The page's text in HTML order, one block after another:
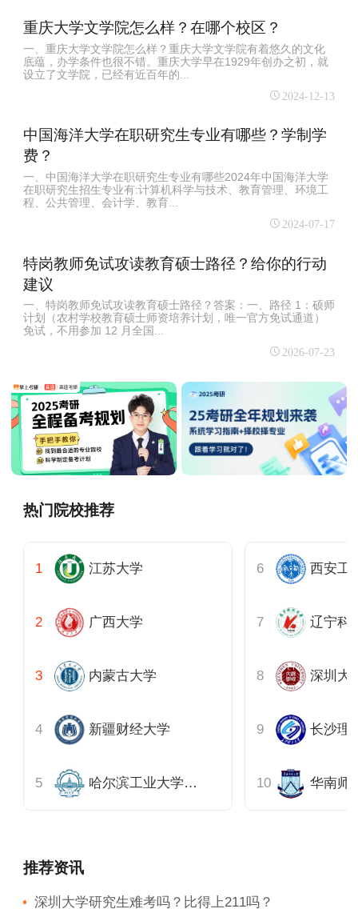
重庆大学文学院怎么样？在哪个校区？
一、重庆大学文学院怎么样？重庆大学文学院有着悠久的文化
底蕴，办学条件也很不错。重庆大学早在1929年创办之初，就
设立了文学院，已经有近百年的...
2024-12-13
中国海洋大学在职研究生专业有哪些？学制学
费？
一、中国海洋大学在职研究生专业有哪些2024年中国海洋大学
在职研究生招生专业有:计算机科学与技术、教育管理、环境工
程、公共管理、会计学、教育...
2024-07-17
特岗教师免试攻读教育硕士路径？给你的行动
建议
一、特岗教师免试攻读教育硕士路径？答案：一、路径 1：硕师
计划（农村学校教育硕士师资培养计划，唯一官方免试通道）
免试，不用参加 12 月全国...
2026-07-23
热门院校推荐
江苏大学
广西大学
内蒙古大学
新疆财经大学
哈尔滨工业大学深圳班
西安工
辽宁科
深圳大
长沙理
华南师
推荐资讯
深圳大学研究生难考吗？比得上211吗？